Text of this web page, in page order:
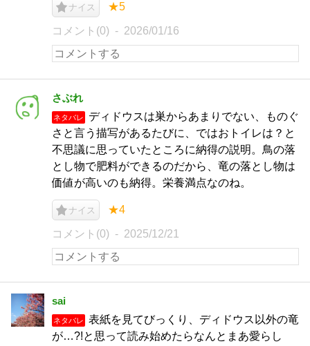
ナイス ★5
コメント(0) 2026/01/16
さぶれ
ネタバレ
ディドウスは巣からあまりでない、ものぐ
さと言う描写があるたびに、ではおトイレは？と
不思議に思っていたところに納得の説明。鳥の落
とし物で肥料ができるのだから、竜の落とし物は
価値が高いのも納得。栄養満点なのね。
ナイス ★4
コメント(0) 2025/12/21
sai
ネタバレ
表紙を見てびっくり、ディドウス以外の竜
が…?!と思って読み始めたらなんとまあ愛らし